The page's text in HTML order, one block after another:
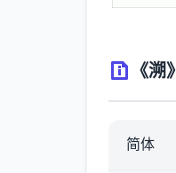
《
简体